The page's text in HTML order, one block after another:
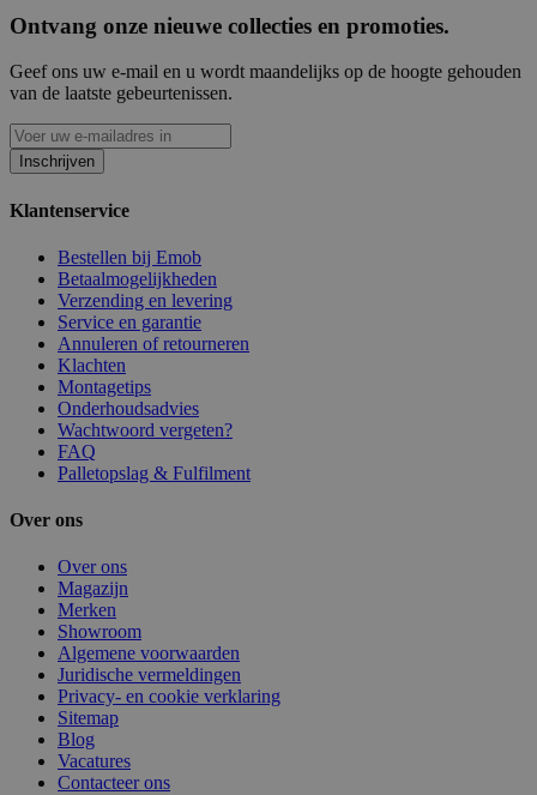
Ontvang onze nieuwe collecties en promoties.
Geef ons uw e-mail en u wordt maandelijks op de hoogte gehouden
van de laatste gebeurtenissen.
Inschrijven
Klantenservice
Bestellen bij Emob
Betaalmogelijkheden
Verzending en levering
Service en garantie
Annuleren of retourneren
Klachten
Montagetips
Onderhoudsadvies
Wachtwoord vergeten?
FAQ
Palletopslag & Fulfilment
Over ons
Over ons
Magazijn
Merken
Showroom
Algemene voorwaarden
Juridische vermeldingen
Privacy- en cookie verklaring
Sitemap
Blog
Vacatures
Contacteer ons